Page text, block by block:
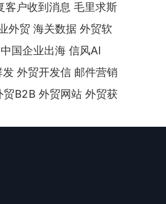
客户收到消息 毛里求斯
外贸 海关数据 外贸软
国企业出海 信风AI
外贸开发信 邮件营销
贸B2B 外贸网站 外贸获